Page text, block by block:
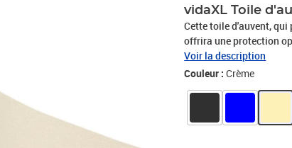
vidaXL Toile
Cette toile d'auvent, qui
offrira une protection optimale contre
polyester résistant aux
Résistante aux UV :
votre terrasse ou votre
d'auvent d'une
deviendra un supplément parfait à votre
Voir la description
Couleur :Crème